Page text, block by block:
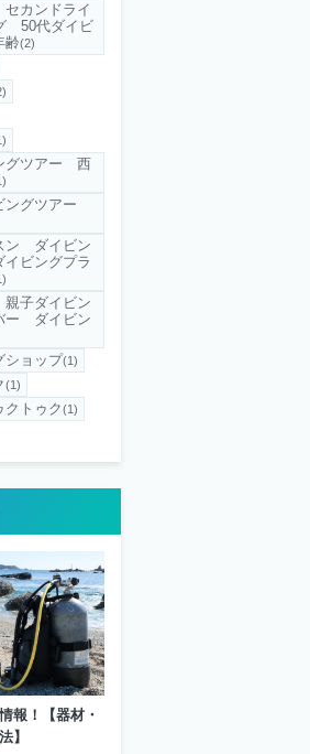
カンドライ
50代ダイビ
齢(2)
グツアー 西
ングツアー
ン ダイビン
ビングプラ
子ダイビン
ー ダイビン
ショップ(1)
(1)
クトゥク(1)
報！【器材・
】